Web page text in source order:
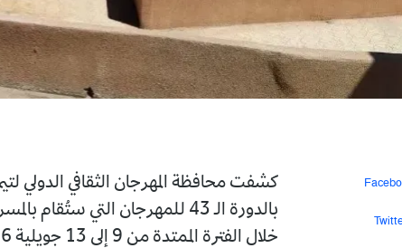
كشفت محافظة المهرجان الثقافي الدولي
بالدورة الـ 43 للمهرجان التي